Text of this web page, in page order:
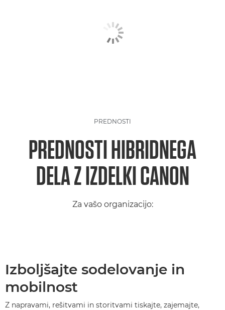
PREDNOSTI
PREDNOSTI HIBRIDNEGA
DELA Z IZDELKI CANON
Za vašo organizacijo:
Izboljšajte sodelovanje in
mobilnost
Z napravami, rešitvami in storitvami tiskajte, zajemajte,